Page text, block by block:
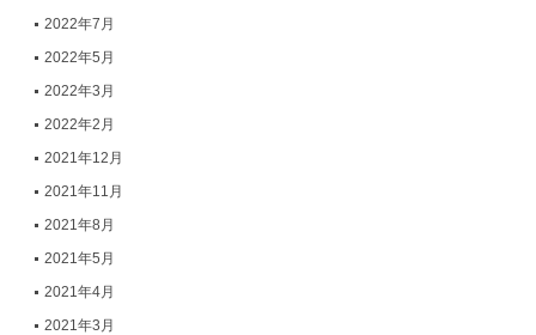
2022年7月
2022年5月
2022年3月
2022年2月
2021年12月
2021年11月
2021年8月
2021年5月
2021年4月
2021年3月